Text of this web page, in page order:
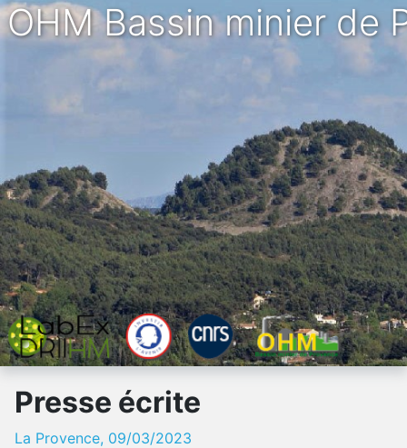
OHM Bassin minier de
Presse écrite
La Provence, 09/03/2023